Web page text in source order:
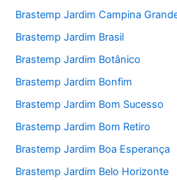
Brastemp Jardim Campina
Brastemp Jardim Brasil
Brastemp Jardim Botânico
Brastemp Jardim Bonfim
Brastemp Jardim Bom Sucesso
Brastemp Jardim Bom Retiro
Brastemp Jardim Boa Esperança
Brastemp Jardim Belo Horizonte